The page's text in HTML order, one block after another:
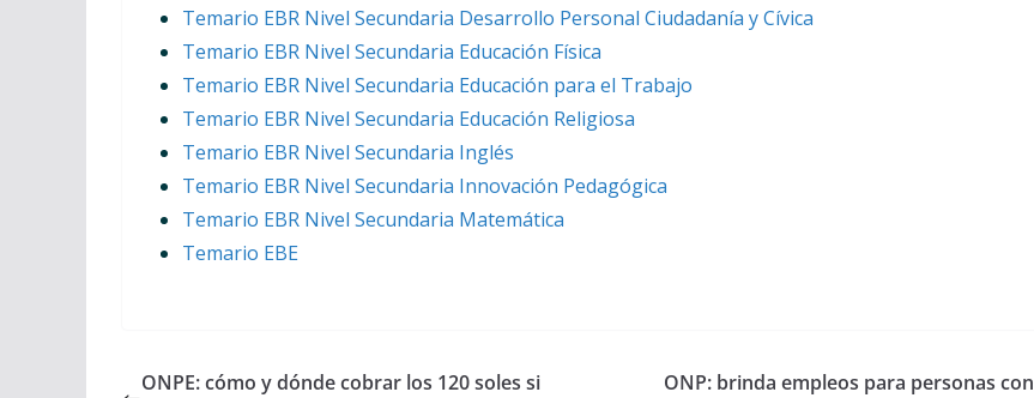
Temario EBR Nivel Secundaria Desarrollo Personal Ciudadanía y Cívica
Temario EBR Nivel Secundaria Educación Física
Temario EBR Nivel Secundaria Educación para el Trabajo
Temario EBR Nivel Secundaria Educación Religiosa
Temario EBR Nivel Secundaria Inglés
Temario EBR Nivel Secundaria Innovación Pedagógica
Temario EBR Nivel Secundaria Matemática
Temario EBE
ONPE: cómo y dónde cobrar los 120 soles si
ONP: brinda empleos para personas con